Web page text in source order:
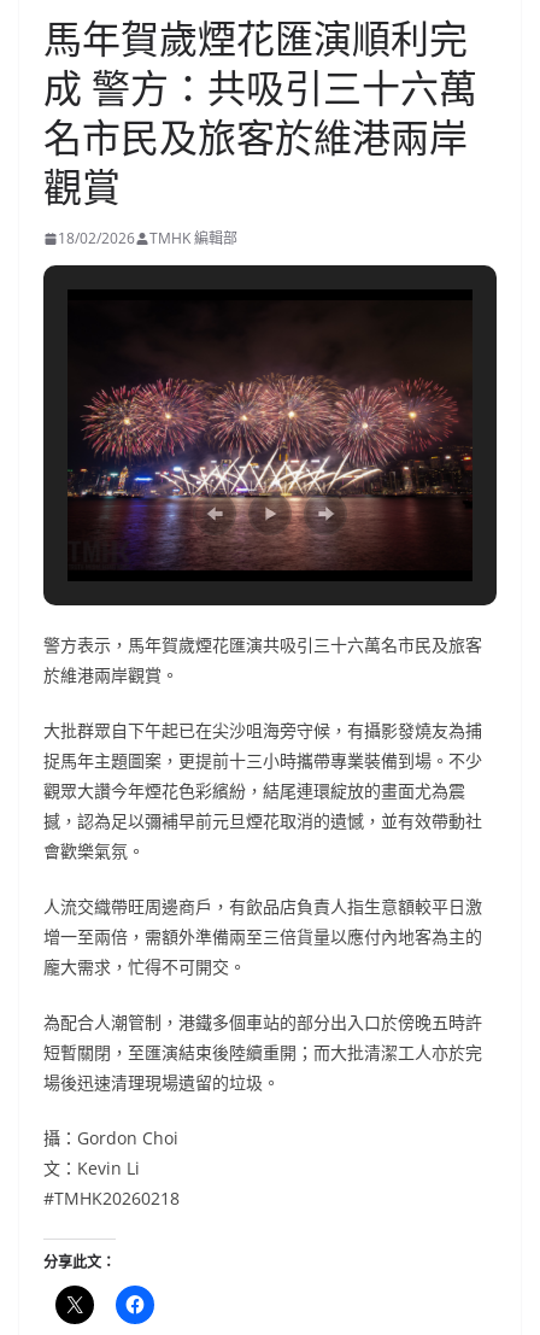
馬年賀歲煙花匯演順利完
成 警方：共吸引三十六萬
名市民及旅客於維港兩岸
觀賞
18/02/2026 TMHK 編輯部
警方表示，馬年賀歲煙花匯演共吸引三十六萬名市民及旅客
於維港兩岸觀賞。
大批群眾自下午起已在尖沙咀海旁守候，有攝影發燒友為捕
捉馬年主題圖案，更提前十三小時攜帶專業裝備到場。不少
觀眾大讚今年煙花色彩繽紛，結尾連環綻放的畫面尤為震
撼，認為足以彌補早前元旦煙花取消的遺憾，並有效帶動社
會歡樂氣氛。
人流交織帶旺周邊商戶，有飲品店負責人指生意額較平日激
增一至兩倍，需額外準備兩至三倍貨量以應付內地客為主的
龐大需求，忙得不可開交。
為配合人潮管制，港鐵多個車站的部分出入口於傍晚五時許
短暫關閉，至匯演結束後陸續重開；而大批清潔工人亦於完
場後迅速清理現場遺留的垃圾。
攝：Gordon Choi
文：Kevin Li
#TMHK20260218
分享此文：